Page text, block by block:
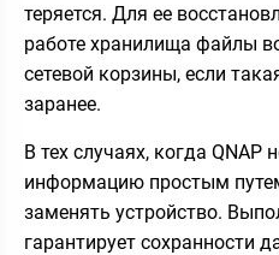
теряется. Для ее
работе хранилища файлы
сетевой корзины, если
заранее.
В тех случаях, когда QNAP
информацию простым
заменять устройство.
гарантирует сохранности